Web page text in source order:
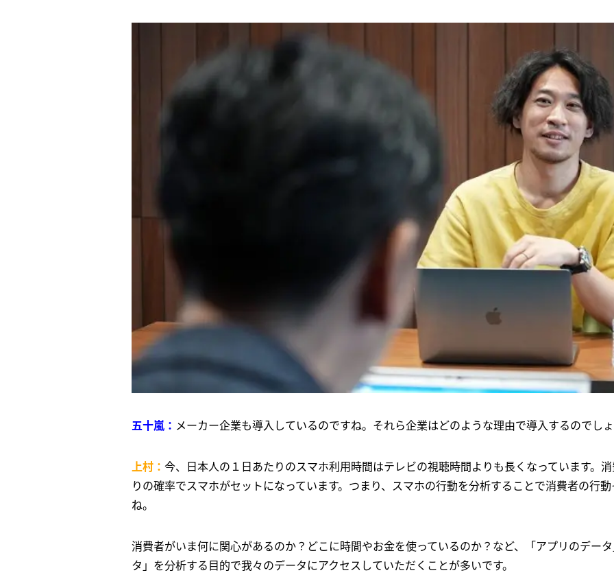
五十嵐： メーカー企業も導入しているのですね。それら企業はどのような理由で導入するのでし
上村： 今、日本人の１日あたりのスマホ利用時間はテレビの視聴時間よりも長くなっています。
りの確率でスマホがセットになっています。つまり、スマホの行動を分析することで消費者の行
ね。
消費者がいま何に関心があるのか？どこに時間やお金を使っているのか？など、「アプリのデー
タ」を分析する目的で我々のデータにアクセスしていただくことが多いです。